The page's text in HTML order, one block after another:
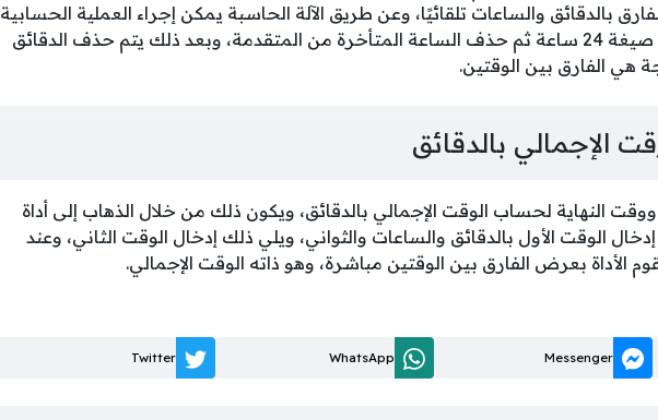
بالدقائق والساعات تلقائيًا، وعن طريق الآلة الحاسبة يمكن إجراء العملية الحسابية
من خلال تحويل الوقتين إلى صيغة 24 ساعة ثم حذف الساعة المتأخرة من المتقدمة، وبعد ذلك يتم حذف الدقائق
هي الفارق بين الوقتين.
الإجمالي بالدقائق
النهاية لحساب الوقت الإجمالي بالدقائق، ويكون ذلك من خلال الذهاب إلى أداة
الوقت الأول بالدقائق والساعات والثواني، ويلي ذلك إدخال الوقت الثاني، وعند
بعرض الفارق بين الوقتين مباشرة، وهو ذاته الوقت الإجمالي.
Messenger
WhatsApp
Twitter